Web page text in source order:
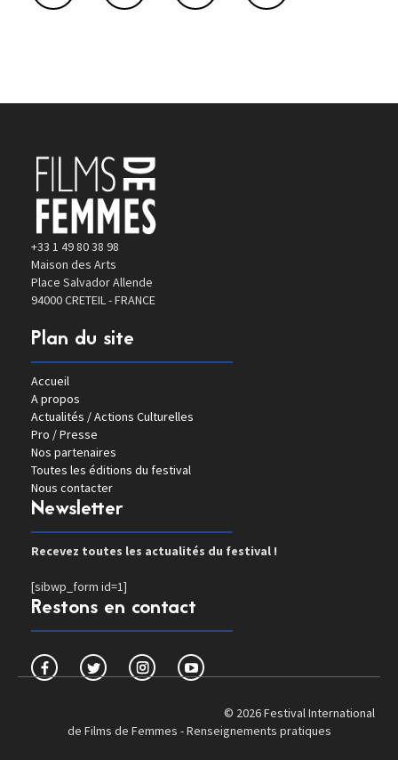
+33 1 49 80 38 98
Maison des Arts
Place Salvador Allende
94000 CRETEIL - FRANCE
Plan du site
Accueil
A propos
Actualités / Actions Culturelles
Pro / Presse
Nos partenaires
Toutes les éditions du festival
Nous contacter
Newsletter
Recevez toutes les actualités du festival !
[sibwp_form id=1]
Restons en contact
© 2026 Festival International
de Films de Femmes -Renseignements pratiques